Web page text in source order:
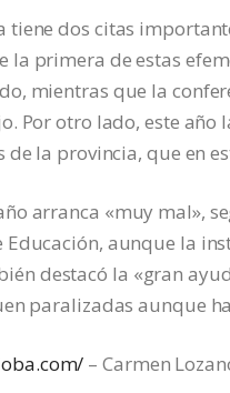
tiene dos citas
la primera de estas
mientras que la
Por otro lado, este
la provincia, que en
arranca «muy mal»,
aunque la
destacó la «gran
paralizadas aunque
– Carmen